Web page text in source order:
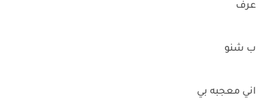
عرف
ب شنو
اني معجبه بي